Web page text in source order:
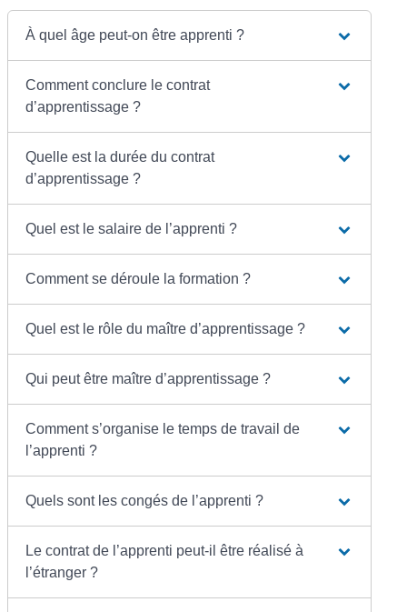
À quel âge peut-on être apprenti ?
Comment conclure le contrat
d’apprentissage ?
Quelle est la durée du contrat
d’apprentissage ?
Quel est le salaire de l’apprenti ?
Comment se déroule la formation ?
Quel est le rôle du maître d’apprentissage ?
Qui peut être maître d’apprentissage ?
Comment s’organise le temps de travail de
l’apprenti ?
Quels sont les congés de l’apprenti ?
Le contrat de l’apprenti peut-il être réalisé à
l’étranger ?